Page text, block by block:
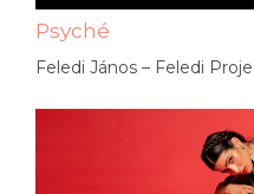
Psyché
Feledi János – Feledi